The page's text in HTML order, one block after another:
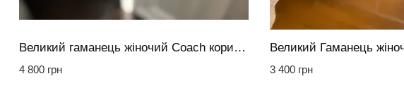
Великий гаманець жіночий Coach коричневий лого
4 800 грн 3 400 грн